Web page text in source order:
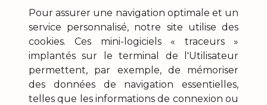
Pour assurer une navigation optimale et un
service personnalisé, notre site utilise des
cookies. Ces mini-logiciels « traceurs »
implantés sur le terminal de l'Utilisateur
permettent, par exemple, de mémoriser
des données de navigation essentielles,
telles que les informations de connexion ou